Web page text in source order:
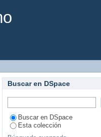
Buscar en DSpace
Buscar en DSpace
Esta colección